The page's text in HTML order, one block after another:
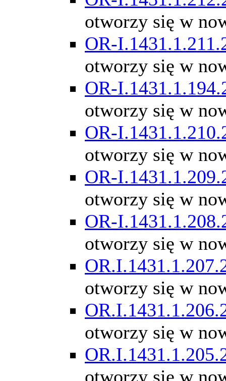
otworzy się w
OR-
otworzy się w
OR-
otworzy się w
OR-
otworzy się w
OR-
otworzy się w
OR-
otworzy się w
otworzy się w
otworzy się w
otworzy się w